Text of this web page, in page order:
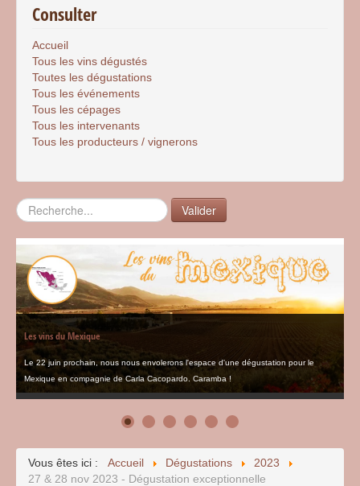
Consulter
Accueil
Tous les vins dégustés
Toutes les dégustations
Tous les événements
Tous les cépages
Tous les intervenants
Tous les producteurs / vignerons
Rechercher Valider
Les vins du Mexique
Le 22 juin prochain, nous nous envolerons l'espace d'une dégustation pour le
Mexique en compagnie de Carla Cacopardo. Caramba !
Vous êtes ici : Accueil Dégustations
2023
27 & 28 nov 2023 - Dégustation exceptionnelle